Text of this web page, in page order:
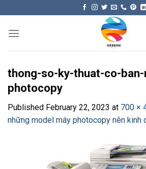
content
thong-so-ky-thuat-co-
photocopy
Published February 22, 2023 at 700 ×
những model máy photocopy nên kinh